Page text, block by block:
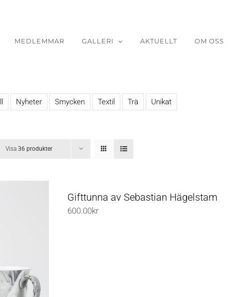
MEDLEMMAR GALLERI AKTUELLT OM OSS
Nyheter Smycken Textil Trä Unikat
Visa 36 produkter
Gifttunna av Sebastian Hägelstam
600.00kr